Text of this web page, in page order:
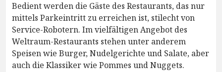
Bedient werden die Gäste des Restaurants, das nur
mittels Parkeintritt zu erreichen ist, stilecht von
Service-Robotern. Im vielfältigen Angebot des
Weltraum-Restaurants stehen unter anderem
Speisen wie Burger, Nudelgerichte und Salate, aber
auch die Klassiker wie Pommes und Nuggets.